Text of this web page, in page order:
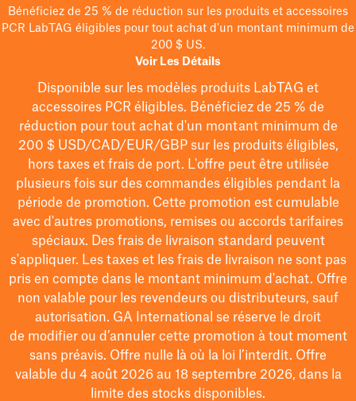
Bénéficiez de 25 % de réduction sur les produits et accessoires
PCR LabTAG éligibles pour tout achat d'un montant minimum de
200 $ US.
Voir Les Détails
Disponible sur les modèles produits LabTAG et
accessoires PCR éligibles. Bénéficiez de 25 % de
réduction pour tout achat d'un montant minimum de
200 $USD/CAD/EUR/GBPsur les produits éligibles,
hors taxes et frais de port. L'offre peut être utilisée
plusieurs fois sur des commandes éligibles pendant la
période de promotion. Cette promotion est cumulable
avec d'autres promotions, remises ou accords tarifaires
spéciaux. Des frais de livraison standard peuvent
s'appliquer. Les taxes et les frais de livraison ne sont pas
pris en compte dans le montant minimum d'achat. Offre
non valable pour les revendeurs ou distributeurs, sauf
autorisation. GA International se réserve le droit
de modifierou d’annuler cette promotion à tout moment
sans préavis. Offre nulle là où la loi l’interdit. Offre
valable du 4 août 2026 au 18 septembre 2026, dans la
limite des stocks disponibles.